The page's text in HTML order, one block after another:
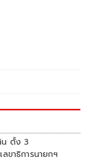
น ตั้ง 3
ลขาธิการนายกฯ